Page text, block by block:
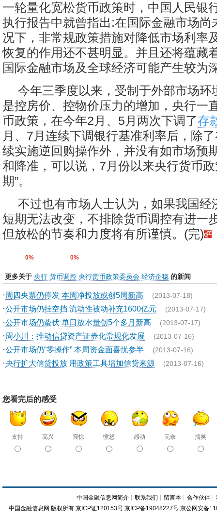
一轮量化宽松货币政策时，中国人民银
执行报告中就曾指出:在国际金融市场尚
况下，非常规政策措施对降低市场利率
恢复的作用还不甚明显。并且还将蕴藏
国际金融市场及全球经济可能产生较为
今年三季度以来，受制于外部市场环
是控房价、控物价压力的增加，央行一
币政策，在今年2月、5月两次下调了存
月、7月连续下调银行基准利率后，除
续实施逆回购操作外，并没有如市场预
和降准，可以说，7月份以来央行货币政
期”。
不过也有市场人士认为，如果我国经
短期无法改变，不排除货币调控有进一
但放松的节奏和力度将有所谨慎。(完)
0% 0%
更多关于 央行 货币调控 央行货币政策委员会 经济企稳 的新闻
· 周四央票仍停发 本周净投放或创5周新高 (2013-07-18)
·公开市场仍挂空挡 流动性被动补充1600亿元 (2013-07-17)
·公开市场仍蛰伏 单日放水量创5个多月新高 (2013-07-17)
· 周小川：推动信贷资产证券化常规化发展 (2013-07-16)
·公开市场仍“零操作” 本周资金面喜忧参半 (2013-07-16)
·央行扩大信贷投放 用政策工具增加信贷来源 (2013-07-16)
您看完后的感受
支持 高兴 震惊 愤怒 感动 无奈 搞笑
中国金融信息网简介 ┊联系我们 ┊ 留言本 ┊合作伙伴 ┊
中国金融信息网 版权所有 京ICP证120153号 京ICP备19048227号 京公网安备